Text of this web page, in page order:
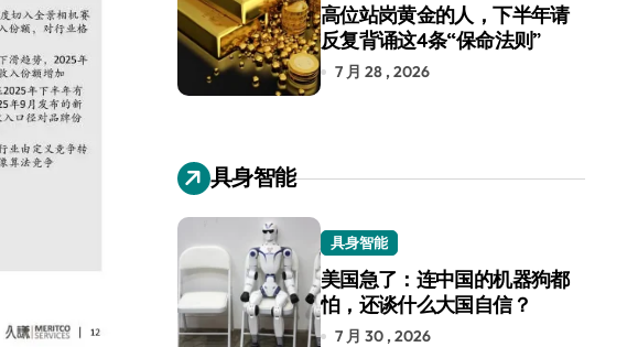
高位站岗黄金的人，下半年请
反复背诵这4条“保命法则”
7 月 28 , 2026
具身智能
具身智能
美国急了：连中国的机器狗都
怕，还谈什么大国自信？
7 月 30 , 2026